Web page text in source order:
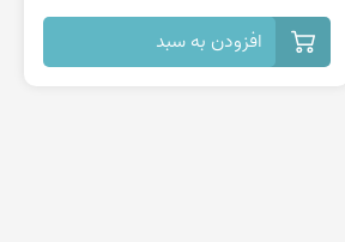
افزودن به سبد